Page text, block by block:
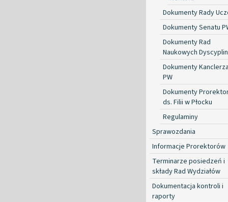
Dokumenty Rady
Dokumenty Senatu
Dokumenty Rad
Naukowych Dyscyplin
Dokumenty Kanclerza
PW
Dokumenty
ds. Filii w Płocku
Regulaminy
Sprawozdania
Informacje Prorektorów
Terminarze posiedzeń i
składy Rad Wydziałów
Dokumentacja kontroli i
raporty